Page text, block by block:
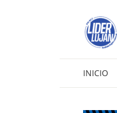
INICIO